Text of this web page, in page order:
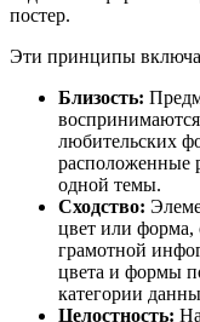
постер.
Эти принципы
Близость:
любительских
расположенные
одной темы.
Сходство:
цвет или форма,
грамотной
цвета и формы
категории
Целостность: